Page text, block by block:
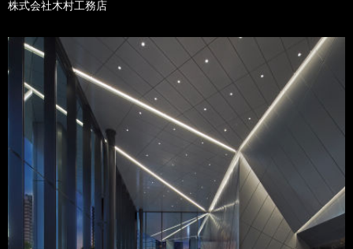
株式会社木村工務店